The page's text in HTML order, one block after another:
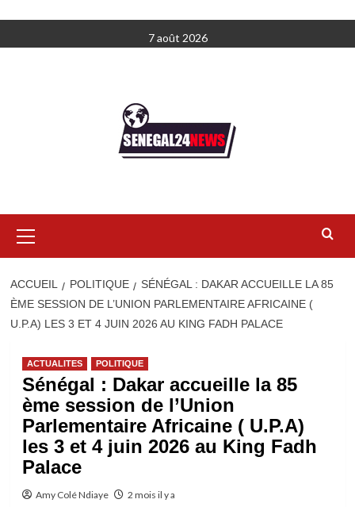
au
7 août 2026
principal
ACCUEIL POLITIQUE
SÉNÉGAL : DAKAR ACCUEILLE LA 85
ÈME SESSION DE L’UNION PARLEMENTAIRE AFRICAINE (
U.P.A) LES 3 ET 4 JUIN 2026 AU KING FADH PALACE
ACTUALITES POLITIQUE
Sénégal : Dakar accueille la 85
ème session de l’Union
Parlementaire Africaine ( U.P.A)
les 3 et 4 juin 2026 au King Fadh
Palace
Amy Colé Ndiaye 2 mois il y a